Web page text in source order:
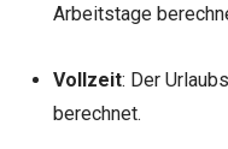
Arbeitstage
Vollzeit: Der
berechnet.